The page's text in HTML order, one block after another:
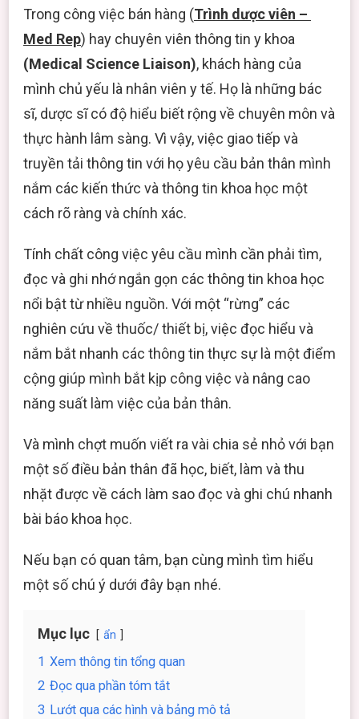
Trong công việc bán hàng (Trình dược viên –
Med Rep
(Medical Science Liaison), khách hàng của
mình chủ yếu là nhân viên y tế. Họ là những bác
sĩ, dược sĩ có độ hiểu biết rộng về chuyên môn và
thực hành lâm sàng. Vì vậy, việc giao tiếp và
truyền tải thông tin với họ yêu cầu bản thân mình
nắm các kiến thức và thông tin khoa học một
cách rõ ràng và chính xác.
Tính chất công việc yêu cầu mình cần phải tìm,
đọc và ghi nhớ ngắn gọn các thông tin khoa học
nổi bật từ nhiều nguồn. Với một “rừng” các
nghiên cứu về thuốc/ thiết bị, việc đọc hiểu và
nắm bắt nhanh các thông tin thực sự là một điểm
cộng giúp mình bắt kịp công việc và nâng cao
năng suất làm việc của bản thân.
Và mình chợt muốn viết ra vài chia sẻ nhỏ với bạn
một số điều bản thân đã học, biết, làm và thu
nhặt được về cách làm sao đọc và ghi chú nhanh
bài báo khoa học.
Nếu bạn có quan tâm, bạn cùng mình tìm hiểu
một số chú ý dưới đây bạn nhé.
Mục lục ẩn
1 Xem thông tin tổng quan
2 Đọc qua phần tóm tắt
3 Lướt qua các hình và bảng mô tả